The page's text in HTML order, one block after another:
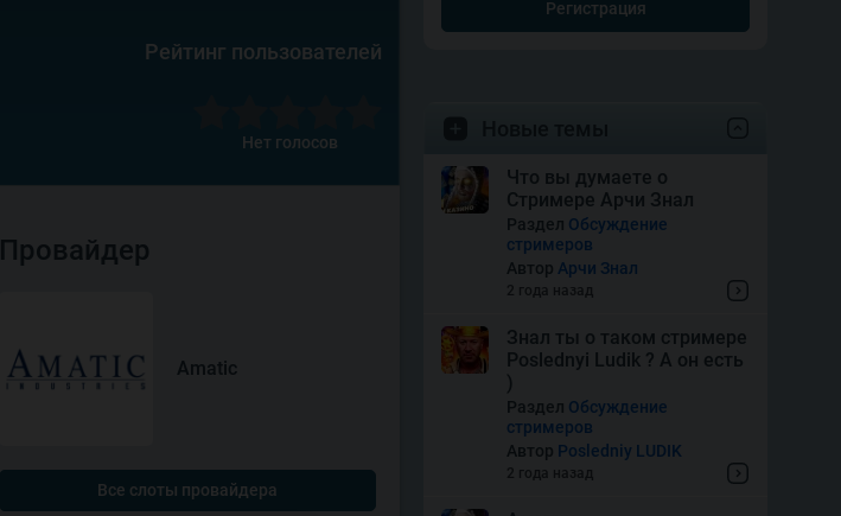
Рейтинг пользователей
Нет голосов
Провайдер
Amatic
Все слоты провайдера
Регистрация
Что вы думаете о
Стримере Арчи Знал
Раздел Обсуждение
стримеров
Автор Арчи Знал
2 года назад
Знал ты о таком стримере
Poslednyi Ludik ? А он есть
)
Раздел Обсуждение
стримеров
Автор Posledniy LUDIK
2 года назад